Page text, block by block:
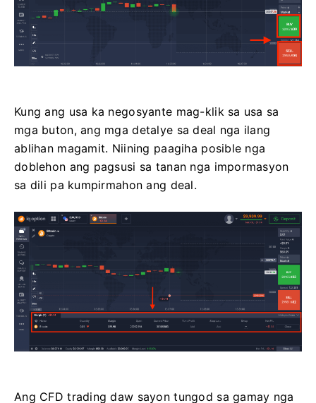
Kung ang usa ka negosyante mag-klik sa usa sa
mga buton, ang mga detalye sa deal nga ilang
ablihan magamit. Niining paagiha posible nga
doblehon ang pagsusi sa tanan nga impormasyon
sa dili pa kumpirmahon ang deal.
Ang CFD trading daw sayon ​​​​tungod sa gamay nga